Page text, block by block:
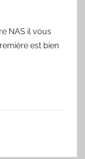
NAS il vous
est bien